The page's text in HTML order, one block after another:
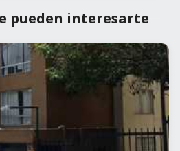
pueden interesarte